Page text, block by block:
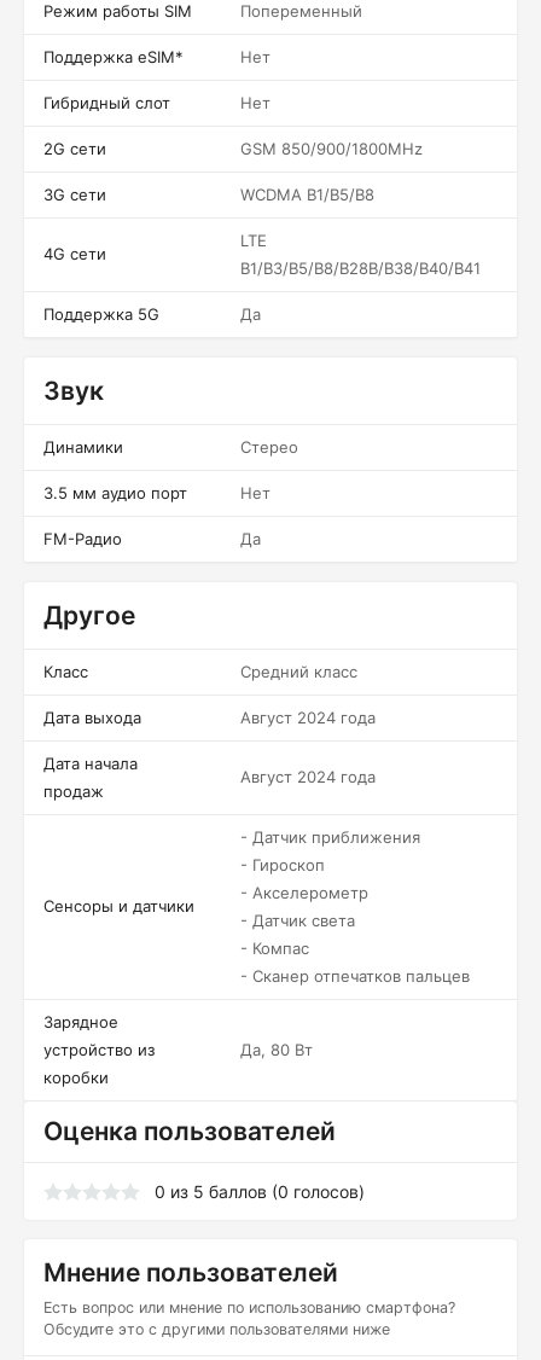
Режим работы SIM Попеременный
Поддержка eSIM* Нет
Гибридный слот Нет
2G сети GSM 850/900/1800MHz
3G сети WCDMA B1/B5/B8
4G сети
LTE
B1/B3/B5/B8/B28B/B38/B40/B41
Поддержка 5G Да
Звук
Динамики Стерео
3.5 мм аудио порт Нет
FM-Радио Да
Другое
Класс Средний класс
Дата выхода Август 2024 года
Дата начала
продаж
Август 2024 года
Сенсоры и датчики
- Датчик приближения
- Гироскоп
- Акселерометр
- Датчик света
- Компас
- Сканер отпечатков пальцев
Зарядное
устройство из
коробки
Да, 80 Вт
Оценка пользователей
0 из 5 баллов (0 голосов)
Мнение пользователей
Есть вопрос или мнение по использованию смартфона?
Обсудите это с другими пользователями ниже